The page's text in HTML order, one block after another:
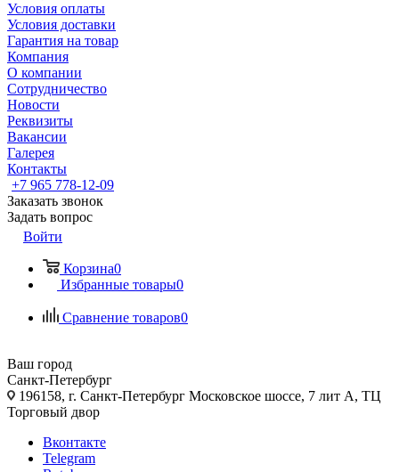
Условия оплаты
Условия доставки
Гарантия на товар
Компания
О компании
Сотрудничество
Новости
Реквизиты
Вакансии
Галерея
Контакты
+7 965 778-12-09
Заказать звонок
Задать вопрос
Войти
Корзина0
Избранные товары0
Сравнение товаров0
Ваш город
Санкт-Петербург
196158, г. Санкт-Петербург Московское шоссе, 7 лит А, ТЦ
Торговый двор
Вконтакте
Telegram